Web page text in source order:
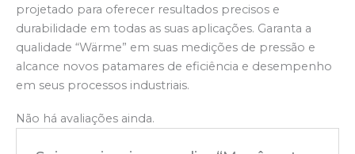
projetado para oferecer resultados precisos e
durabilidade em todas as suas aplicações. Garanta a
qualidade “Wärme” em suas medições de pressão e
alcance novos patamares de eficiência e desempenho
em seus processos industriais.
Não há avaliações ainda.